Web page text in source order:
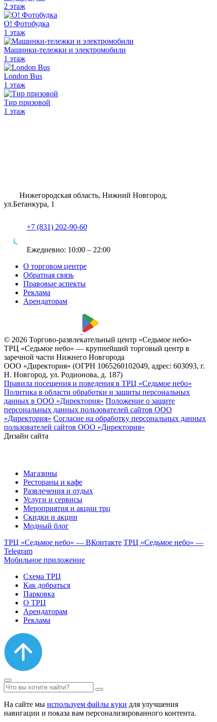
2 этаж
О! Фотобудка
1 этаж
Машинки-тележки и электромобили
1 этаж
London Bus
1 этаж
Тир призовой
1 этаж
Нижегородская область, Нижний Новгород,
ул.Бетанкура, 1
+7 (831) 202-90-60
Ежедневно: 10:00 – 22:00
О торговом центре
Обратная связь
Правовые аспекты
Реклама
Арендаторам
© 2026 Торгово-развлекательный центр «Седьмое небо»
ТРЦ «Седьмое небо» — крупнейший торговый центр в
заречной части Нижнего Новгорода
ООО «Директория» (ОГРН 1065260102049, адрес: 603093, г.
Н. Новгород, ул. Родионова, д. 187)
Правила посещения и поведения в ТРЦ «Седьмое небо»
Политика в области обработки и защиты персональных
данных в ООО «Директория» Положение о защите
персональных данных пользователей сайтов ООО
«Директория» Согласие на обработку персональных данных
пользователей сайтов ООО «Директория»
Дизайн сайта
Магазины
Рестораны и кафе
Развлечения и отдых
Услуги и сервисы
Мероприятия и акции трц
Скидки и акции
Модный блог
ТРЦ «Седьмое небо» — ВКонтакте ТРЦ «Седьмое небо» —
Telegram
Мобильное приложение
Схема ТРЦ
Как добраться
Парковка
О ТРЦ
Арендаторам
Реклама
На сайте мы используем файлы куки для улучшения
навигации и показа вам персонализированного контента.